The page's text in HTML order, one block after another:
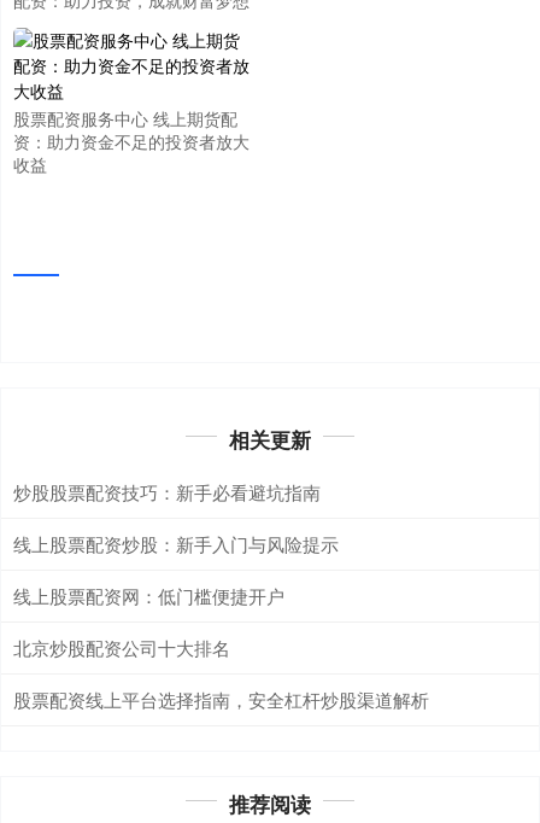
股票配资服务中心 线上期货配
资：助力资金不足的投资者放大
收益
相关更新
炒股股票配资技巧：新手必看避坑指南
线上股票配资炒股：新手入门与风险提示
线上股票配资网：低门槛便捷开户
北京炒股配资公司十大排名
股票配资线上平台选择指南，安全杠杆炒股渠道解析
推荐阅读